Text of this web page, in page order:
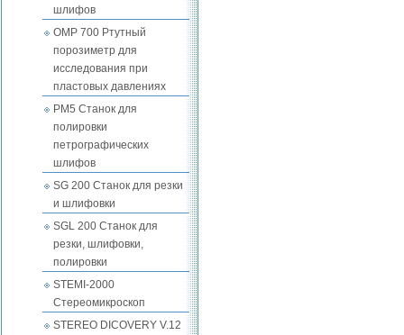
шлифов
OMP 700 Ртутный
порозиметр для
исследования при
пластовых давлениях
PM5 Станок для
полировки
петрографических
шлифов
SG 200 Станок для резки
и шлифовки
SGL 200 Станок для
резки, шлифовки,
полировки
STEMI-2000
Стереомикроскоп
STEREO DIСOVERY V.12